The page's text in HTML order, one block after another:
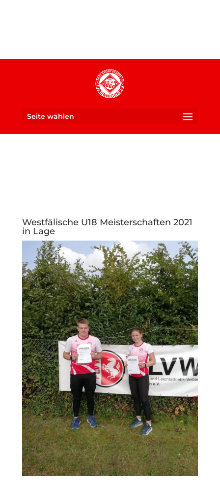
Seite wählen
Westfälische U18 Meisterschaften 2021
in Lage